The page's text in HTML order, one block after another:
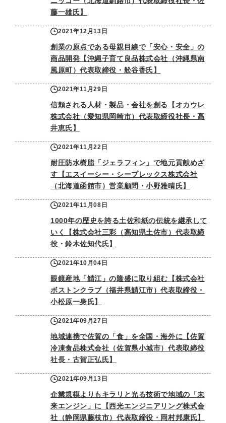
藤一雄氏】
2021年12月13日
創業の原点である母親目線で「安心・安全」の
商品開発【沖縄子育て良品株式会社（沖縄県南
風原町）代表取締役・舩谷香氏】
2021年11月29日
信頼される人材・製品・会社を創る【オカウレ
株式会社（愛知県岡崎市）代表取締役社長・髙
井恵氏】
2021年11月22日
耐圧防水樹脂「ジェラフィン」で地元貢献めざ
す【エスイーシー・シープレックス株式会社
（北海道函館市）営業顧問・小野雅晴氏】
2021年11月08日
1000年の歴史を誇る土佐和紙の伝統を継承して
いく【株式会社三彩（高知県土佐市）代表取締
役・鈴木佐知代氏】
2021年10月04日
眼鏡産地「鯖江」の隆盛に取り組む【株式会社
ボストンクラブ（福井県鯖江市）代表取締役・
小松原一身氏】
2021年09月27日
地域連携で佐賀の「食」を全国・海外に【佐賀
冷凍食品株式会社（佐賀県小城市）代表取締役
社長・古賀正弘氏】
2021年09月13日
企業規模よりもキラリと光る技術で地域の「未
来エンジン」に【西光エンジニアリング株式会
社（静岡県藤枝市）代表取締役・岡村邦康氏】